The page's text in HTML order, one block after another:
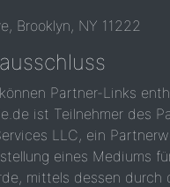
Brooklyn, NY 11222
Partner-Links
ist Teilnehmer des
LLC, ein
eines Mediums
mittels dessen durch